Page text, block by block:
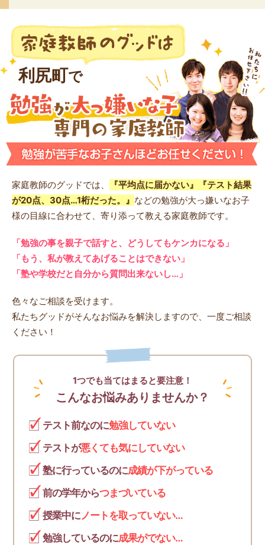
利尻町で
家庭教師のグッドでは、
『平均点に届かない』『テスト結果
が20点、30点…1桁だった。』 などの勉強が大っ嫌いなお子
様の目線に合わせて、寄り添って教える家庭教師です。
「勉強の事を親子で話すと、どうしてもケンカになる」
「もう、私が教えてあげることはできない」
「塾や学校だと自分から質問出来ないし…」
色々なご相談を受けます。
私たちグッドがそんなお悩みを解決しますので、一度ご相談
ください！
1つでも当てはまると要注意！
こんなお悩みありませんか？
テスト前なのに勉強していない
テストが悪くても気にしていない
塾に行っているのに成績が下がっている
前の学年からつまづいている
授業中にノートを取っていない…
勉強しているのに成果がでない…